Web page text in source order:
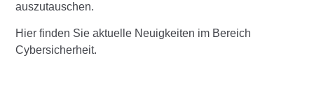
auszutauschen.
Hier finden Sie aktuelle Neuigkeiten im Bereich
Cybersicherheit.